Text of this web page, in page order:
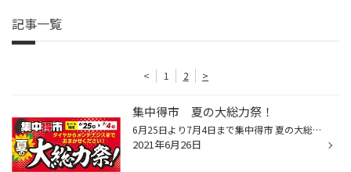
記事一覧
< 1 2 >
集中得市 夏の大総力祭！
6月25日より7月4日まで集中得市 夏の大総力祭！ 開催です。 外にはテントを設置してタイヤホイールセット品や台数限定のアウトレット品を展示 お買い得品を多数用意してスタッフ一同お待ちしております。
2021年6月26日